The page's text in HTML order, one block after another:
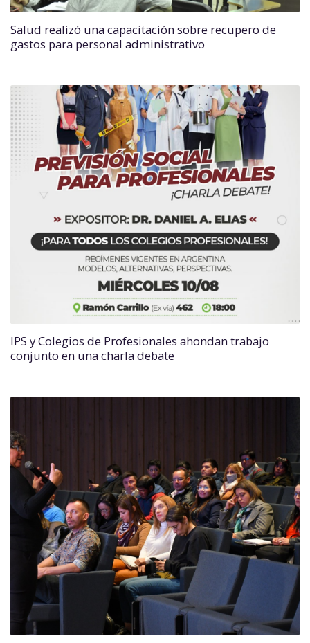
Salud realizó una capacitación sobre recupero de
gastos para personal administrativo
IPS y Colegios de Profesionales ahondan trabajo
conjunto en una charla debate